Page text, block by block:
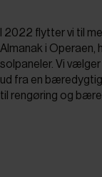
I 2022 flytter vi til
Almanak i Operaen,
solpaneler. Vi
ud fra en
til rengøring og